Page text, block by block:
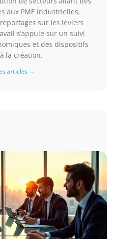
aux PME industrielles,
sur les leviers
s’appuie sur un suivi
et des dispositifs
la création.
articles →